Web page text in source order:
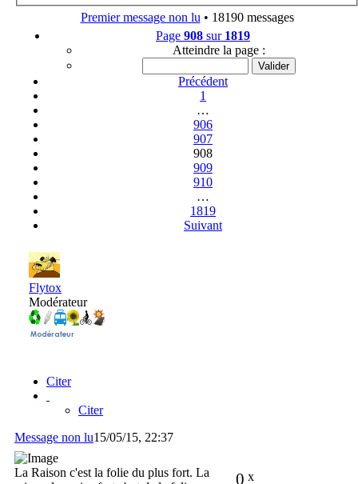
Premier message non lu • 18190 messages
Page 908 sur 1819
Atteindre la page :
Précédent
1
…
906
907
908
909
910
…
1819
Suivant
Flytox
Modérateur
Citer
Citer
Message non lu15/05/15, 22:37
0 x
La Raison c'est la folie du plus fort. La